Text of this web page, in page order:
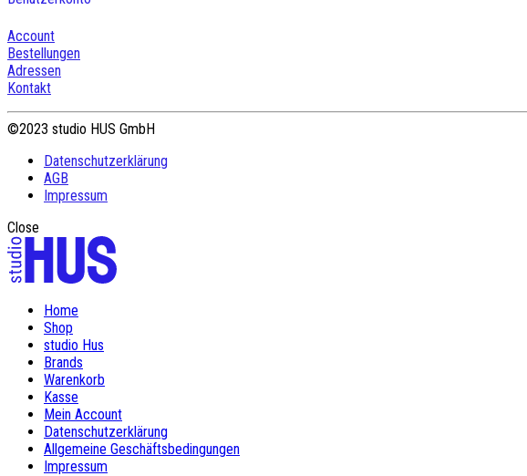
Account
Bestellungen
Adressen
Kontakt
©2023 studio HUS GmbH
Datenschutzerklärung
AGB
Impressum
Close
Home
Shop
studio Hus
Brands
Warenkorb
Kasse
Mein Account
Datenschutzerklärung
Allgemeine Geschäftsbedingungen
Impressum